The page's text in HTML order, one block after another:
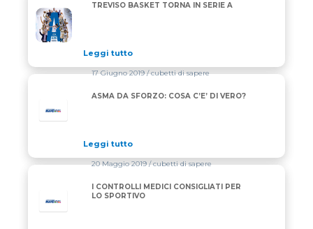
TREVISO BASKET TORNA IN SERIE A
TREVISO BASKET TORNA IN SERIE A
Leggi tutto
17 Giugno 2019/ cubetti di sapere
ASMA DA SFORZO: COSA C’E’ DI VERO?
Leggi tutto
20 Maggio 2019/ cubetti di sapere
I CONTROLLI MEDICI CONSIGLIATI PER
LO SPORTIVO